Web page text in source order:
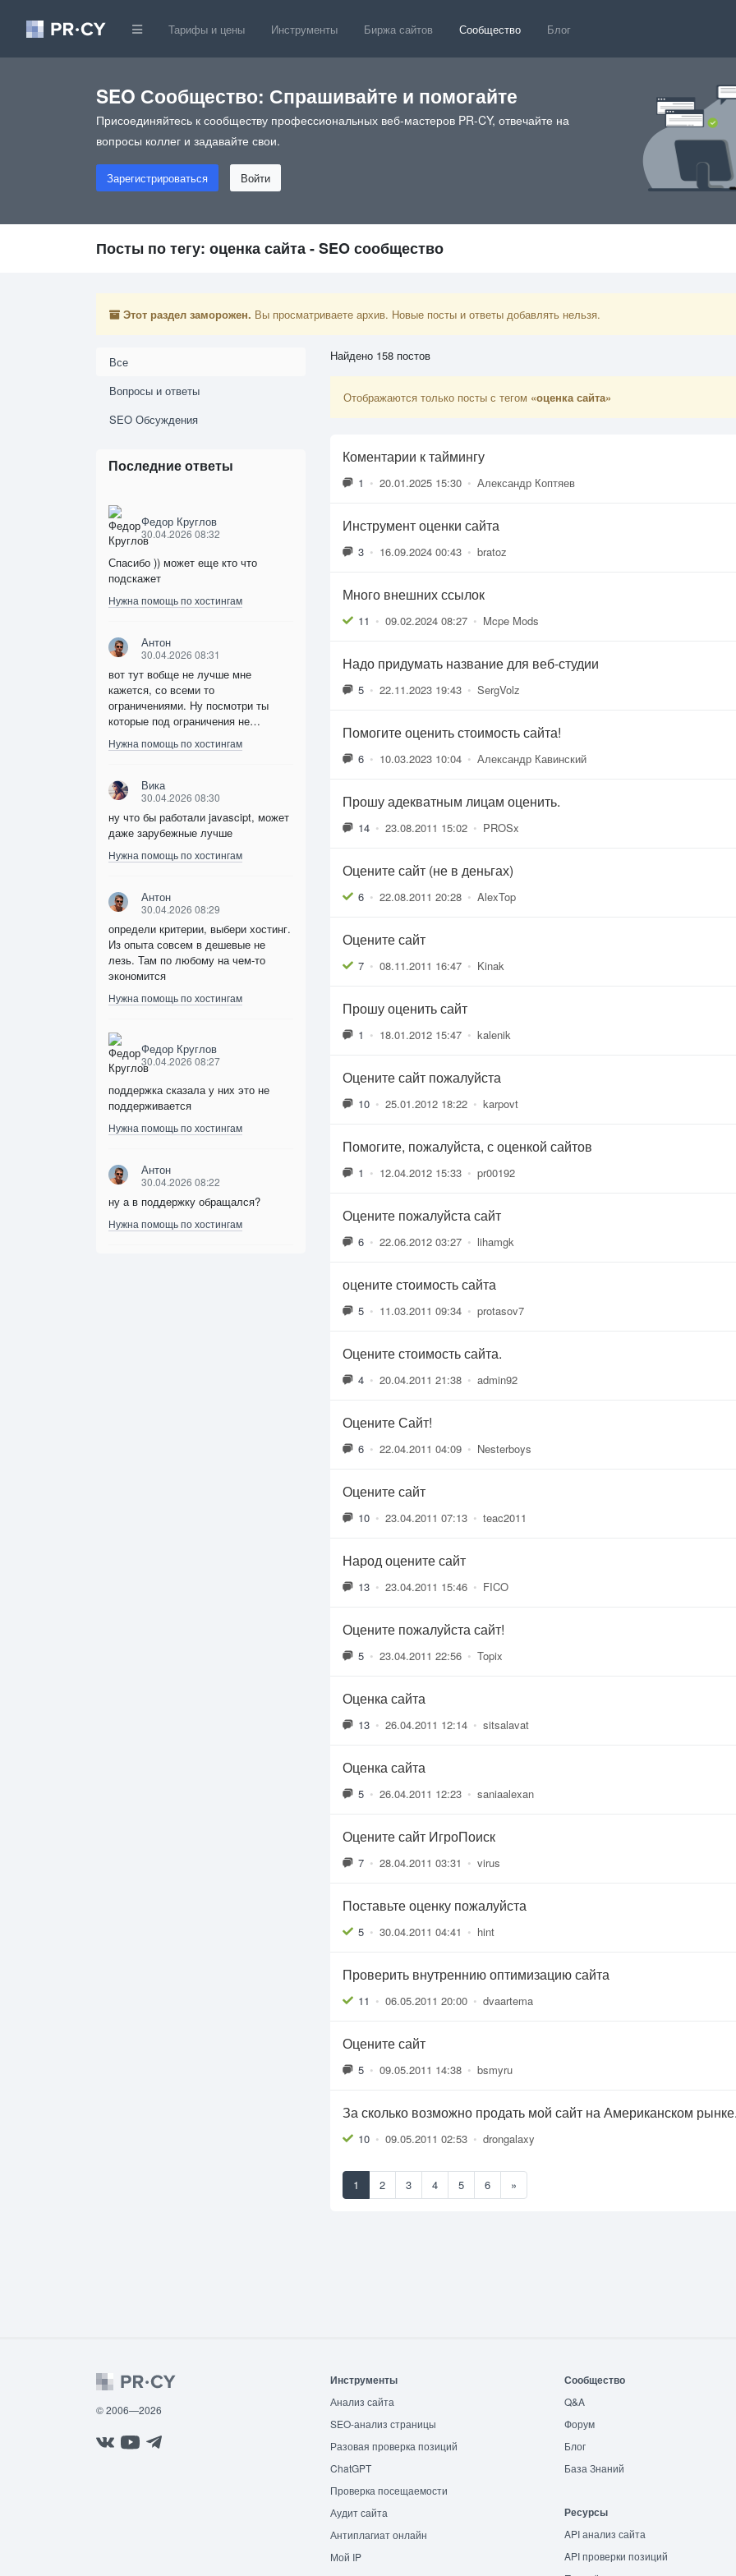
Тарифы и цены Инструменты Биржа сайтов Сообщество Блог
SEO Сообщество: Спрашивайте и помогайте
Присоединяйтесь к сообществу профессиональных веб-мастеров PR-CY, отвечайте на
вопросы коллег и задавайте свои.
Зарегистрироваться Войти
Посты по тегу: оценка сайта - SEO сообщество
Этот раздел заморожен. Вы просматриваете архив. Новые посты и ответы добавлять нельзя.
Все
Вопросы и ответы
SEO Обсуждения
Последние ответы
Федор Круглов
30.04.2026 08:32
Спасибо )) может еще кто что
подскажет
Нужна помощь по хостингам
Антон
30.04.2026 08:31
вот тут вобще не лучше мне
кажется, со всеми то
ограничениями. Ну посмотри ты
которые под ограничения не…
Нужна помощь по хостингам
Вика
30.04.2026 08:30
ну что бы работали javascipt, может
даже зарубежные лучше
Нужна помощь по хостингам
Антон
30.04.2026 08:29
определи критерии, выбери хостинг.
Из опыта совсем в дешевые не
лезь. Там по любому на чем-то
экономится
Нужна помощь по хостингам
Федор Круглов
30.04.2026 08:27
поддержка сказала у них это не
поддерживается
Нужна помощь по хостингам
Антон
30.04.2026 08:22
ну а в поддержку обращался?
Нужна помощь по хостингам
Найдено 158 постов
Отображаются только посты с тегом «оценка сайта»
Коментарии к таймингу
1 • 20.01.2025 15:30 • Александр Коптяев
Инструмент оценки сайта
3 • 16.09.2024 00:43 • bratoz
Много внешних ссылок
11 • 09.02.2024 08:27 • Mcpe Mods
Надо придумать название для веб-студии
5 • 22.11.2023 19:43 • SergVolz
Помогите оценить стоимость сайта!
6 • 10.03.2023 10:04 • Александр Кавинский
Прошу адекватным лицам оценить.
14 • 23.08.2011 15:02 • PROSx
Оцените сайт (не в деньгах)
6 • 22.08.2011 20:28 • AlexTop
Оцените сайт
7 • 08.11.2011 16:47 • Kinak
Прошу оценить сайт
1 • 18.01.2012 15:47 • kalenik
Оцените сайт пожалуйста
10 • 25.01.2012 18:22 • karpovt
Помогите, пожалуйста, с оценкой сайтов
1 • 12.04.2012 15:33 • pr00192
Оцените пожалуйста сайт
6 • 22.06.2012 03:27 • lihamgk
оцените стоимость сайта
5 • 11.03.2011 09:34 • protasov7
Оцените стоимость сайта.
4 • 20.04.2011 21:38 • admin92
Оцените Сайт!
6 • 22.04.2011 04:09 • Nesterboys
Оцените сайт
10 • 23.04.2011 07:13 • teac2011
Народ оцените сайт
13 • 23.04.2011 15:46 • FICO
Оцените пожалуйста сайт!
5 • 23.04.2011 22:56 • Topix
Оценка сайта
13 • 26.04.2011 12:14 • sitsalavat
Оценка сайта
5 • 26.04.2011 12:23 • saniaalexan
Оцените сайт ИгроПоиск
7 • 28.04.2011 03:31 • virus
Поставьте оценку пожалуйста
5 • 30.04.2011 04:41 • hint
Проверить внутреннию оптимизацию сайта
11 • 06.05.2011 20:00 • dvaartema
Оцените сайт
5 • 09.05.2011 14:38 • bsmyru
За сколько возможно продать мой сайт на Американском
10 • 09.05.2011 02:53 • drongalaxy
1 2 3 4 5 6 »
© 2006—2026
Инструменты
Анализ сайта
SEO-анализ страницы
Разовая проверка позиций
ChatGPT
Проверка посещаемости
Аудит сайта
Антиплагиат онлайн
Мой IP
Сообщество
Q&A
Форум
Блог
База Знаний
Ресурсы
API анализ сайта
API проверки позиций